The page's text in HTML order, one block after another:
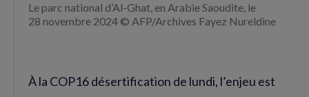
Le parc national d’Al-Ghat, en Arabie Saoudite, le
28 novembre 2024 © AFP/Archives Fayez Nureldine
À la COP16 désertification de lundi, l’enjeu est